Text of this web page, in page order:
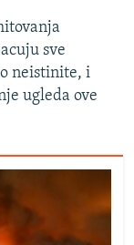
sve
neistinite, i
ugleda ove